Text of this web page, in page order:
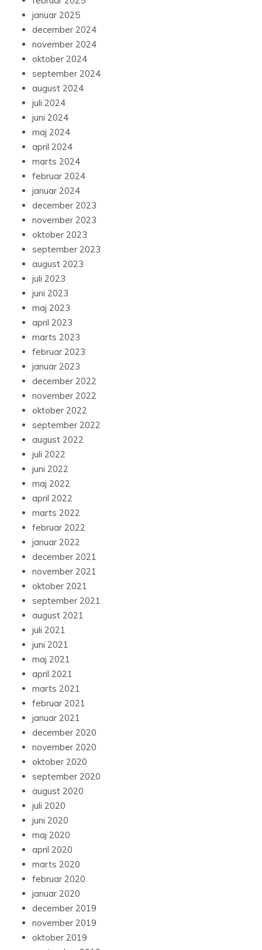
januar 2025
december 2024
november 2024
oktober 2024
september 2024
august 2024
juli 2024
juni 2024
maj 2024
april 2024
marts 2024
februar 2024
januar 2024
december 2023
november 2023
oktober 2023
september 2023
august 2023
juli 2023
juni 2023
maj 2023
april 2023
marts 2023
februar 2023
januar 2023
december 2022
november 2022
oktober 2022
september 2022
august 2022
juli 2022
juni 2022
maj 2022
april 2022
marts 2022
februar 2022
januar 2022
december 2021
november 2021
oktober 2021
september 2021
august 2021
juli 2021
juni 2021
maj 2021
april 2021
marts 2021
februar 2021
januar 2021
december 2020
november 2020
oktober 2020
september 2020
august 2020
juli 2020
juni 2020
maj 2020
april 2020
marts 2020
februar 2020
januar 2020
december 2019
november 2019
oktober 2019